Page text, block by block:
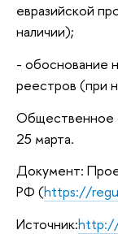
евразийской
наличии);
- обоснование
реестров (при
Общественное
25 марта.
Документ:
РФ (https://
Источник:http://